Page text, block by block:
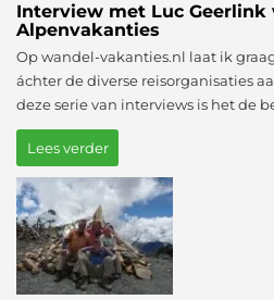
Interview met Luc Geerlink
Alpenvakanties
Op wandel-vakanties.nl laat ik
áchter de diverse reisorganisaties
deze serie van interviews is het de
Lees verder